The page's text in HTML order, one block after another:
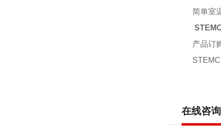
简单室
产品订
在线咨询